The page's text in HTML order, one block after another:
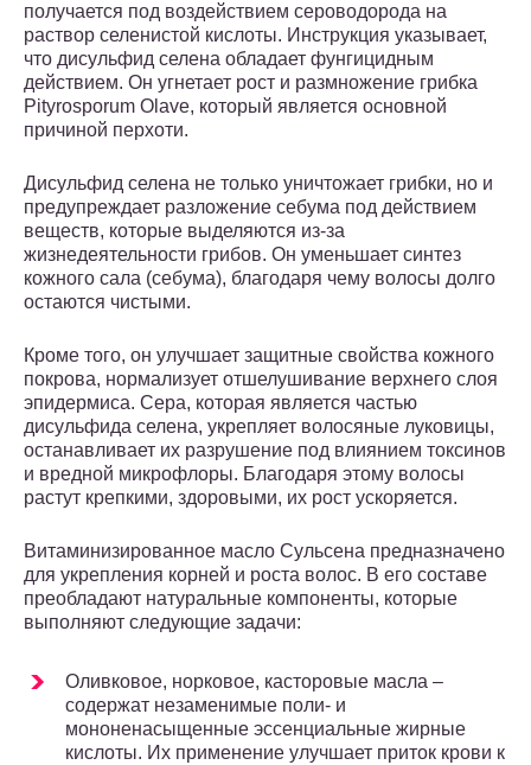
получается под воздействием сероводорода на
раствор селенистой кислоты. Инструкция указывает,
что дисульфид селена обладает фунгицидным
действием. Он угнетает рост и размножение грибка
Pityrosporum Olave, который является основной
причиной перхоти.
Дисульфид селена не только уничтожает грибки, но и
предупреждает разложение себума под действием
веществ, которые выделяются из-за
жизнедеятельности грибов. Он уменьшает синтез
кожного сала (себума), благодаря чему волосы долго
остаются чистыми.
Кроме того, он улучшает защитные свойства кожного
покрова, нормализует отшелушивание верхнего слоя
эпидермиса. Сера, которая является частью
дисульфида селена, укрепляет волосяные луковицы,
останавливает их разрушение под влиянием токсинов
и вредной микрофлоры. Благодаря этому волосы
растут крепкими, здоровыми, их рост ускоряется.
Витаминизированное масло Сульсена предназначено
для укрепления корней и роста волос. В его составе
преобладают натуральные компоненты, которые
выполняют следующие задачи:
Оливковое, норковое, касторовые масла –
содержат незаменимые поли- и
мононенасыщенные эссенциальные жирные
кислоты. Их применение улучшает приток крови к